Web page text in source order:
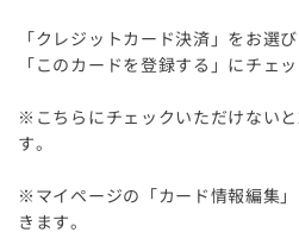
「クレジットカード決済」をお選
「このカードを登録する」にチェ
※こちらにチェックいただけない
す。
※マイページの「カード情報編集
きます。